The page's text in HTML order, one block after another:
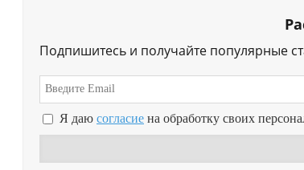
Подпишитесь и получайте популярные
Я даю согласие на обработку своих